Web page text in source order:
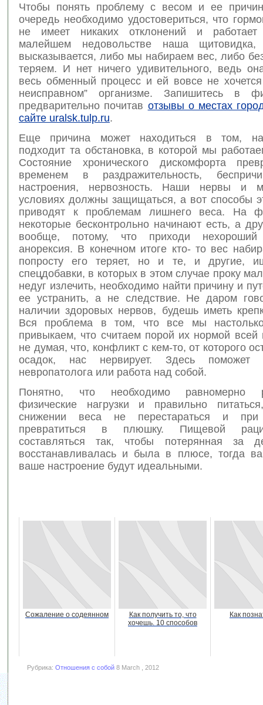
Чтобы понять проблему с весом и ее
очередь необходимо удостовериться, что
не имеет никаких отклонений и
малейшем недовольстве наша щитовидка,
высказывается, либо мы набираем вес, либо
теряем. И нет ничего удивительного, ведь
весь обменный процесс и ей вовсе не
неисправном” организме. Запишитесь в
предварительно почитав отзывы о местах
сайте uralsk.tulp.ru.
Еще причина может находиться в том,
подходит та обстановка, в которой мы
Состояние хронического дискомфорта
временем в раздражительность,
настроения, нервозность. Наши нервы и
условиях должны защищаться, а вот способы
приводят к проблемам лишнего веса. На
некоторые бесконтрольно начинают есть, а
вообще, потому, что приходи
анорексия. В конечном итоге кто- то вес
попросту его теряет, но и те, и другие,
спецдобавки, в которых в этом случае проку
недуг излечить, необходимо найти причину и
ее устранить, а не следствие. Не даром
наличии здоровых нервов, будешь иметь
Вся проблема в том, что все мы
привыкаем, что считаем порой их нормой
не думая, что, конфликт с кем-то, от которого
осадок, нас нервирует. Здесь поможет
невропатолога или работа над собой.
Понятно, что необходимо равномерно
физические нагрузки и правильно
снижении веса не перестараться и
превратиться в плюшку. Пищевой
составляться так, чтобы потерянная за
восстанавливалась и была в плюсе, тогда
ваше настроение будут идеальными.
Сожаление о содеянном
Как получить то, что
хочешь. 10 способов
Как
Рубрика: Отношения с собой 8 March , 2012